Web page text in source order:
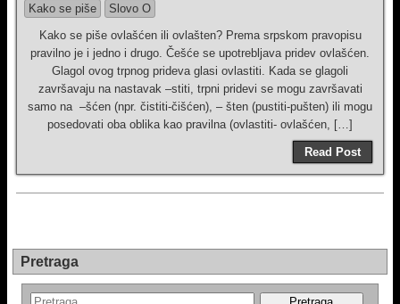
Kako se piše
Slovo O
Kako se piše ovlašćen ili ovlašten? Prema srpskom pravopisu
pravilno je i jedno i drugo. Češće se upotrebljava pridev ovlašćen.
Glagol ovog trpnog prideva glasi ovlastiti. Kada se glagoli
završavaju na nastavak –stiti, trpni pridevi se mogu završavati
samo na –šćen (npr. čistiti-čišćen), – šten (pustiti-pušten) ili mogu
posedovati oba oblika kao pravilna (ovlastiti- ovlašćen, […]
Read Post
Pretraga